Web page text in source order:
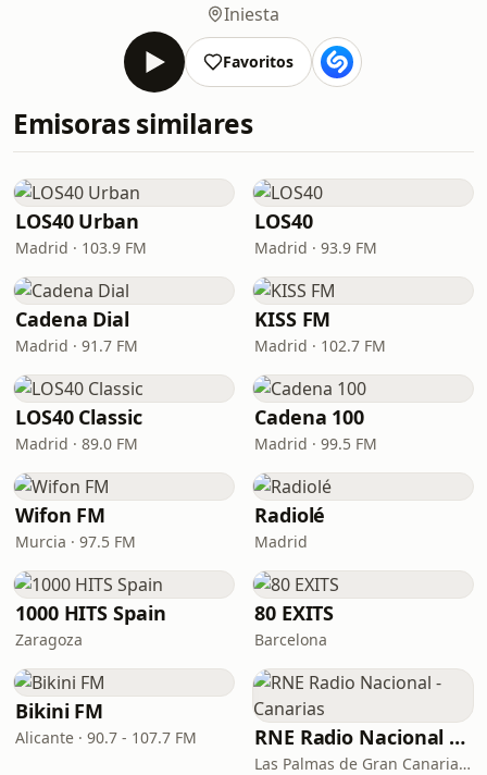
Iniesta
Favoritos
Emisoras similares
LOS40 Urban
Madrid · 103.9 FM
LOS40
Madrid · 93.9 FM
Cadena Dial
Madrid · 91.7 FM
KISS FM
Madrid · 102.7 FM
LOS40 Classic
Madrid · 89.0 FM
Cadena 100
Madrid · 99.5 FM
Wifon FM
Murcia · 97.5 FM
Radiolé
Madrid
1000 HITS Spain
Zaragoza
80 EXITS
Barcelona
Bikini FM
Alicante · 90.7 - 107.7 FM RNE Radio Nacional - Canarias
Las Palmas de Gran Canaria · 92.8 FM